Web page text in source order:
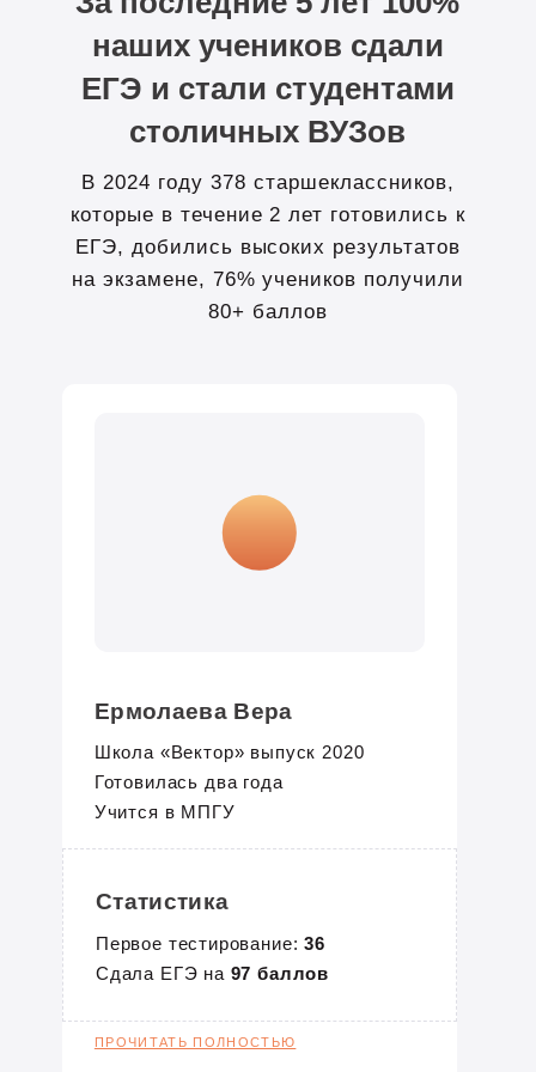
наших учеников сдали
ЕГЭ и стали студентами
столичных ВУЗов
В 2024 году 378 старшеклассников,
которые в течение 2 лет готовились к
ЕГЭ, добились высоких результатов
на экзамене, 76% учеников получили
80+ баллов
Ермолаева Вера
Школа «Вектор» выпуск 2020
Готовилась два года
Учится в МПГУ
Статистика
Первое тестирование:36
Сдала ЕГЭ на 97 баллов
ПРОЧИТАТЬ ПОЛНОСТЬЮ